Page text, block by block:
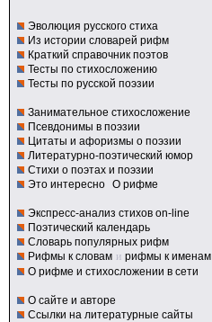
Эволюция русского стиха
Из истории словарей рифм
Краткий справочник поэтов
Тесты по стихосложению
Тесты по русской поэзии
Занимательное стихосложение
Псевдонимы в поэзии
Цитаты и афоризмы о поэзии
Литературно-поэтический юмор
Стихи о поэтах и поэзии
Это интересно О рифме
Экспресс-анализ стихов on-line
Поэтический календарь
Словарь популярных рифм
Рифмы к словам и рифмы к именам
О рифме и стихосложении в сети
О сайте и авторе
Ссылки на литературные сайты